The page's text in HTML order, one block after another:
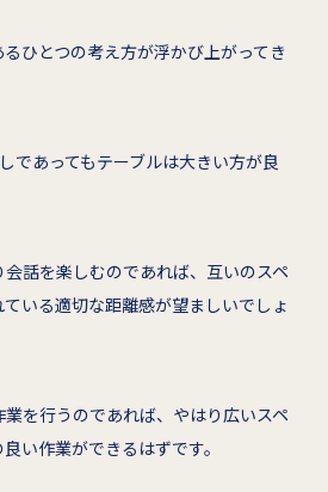
ひとつの考え方が浮かび上がってき
であってもテーブルは大きい方が良
話を楽しむのであれば、互いのスペ
いる適切な距離感が望ましいでしょ
を行うのであれば、やはり広いスペ
い作業ができるはずです。